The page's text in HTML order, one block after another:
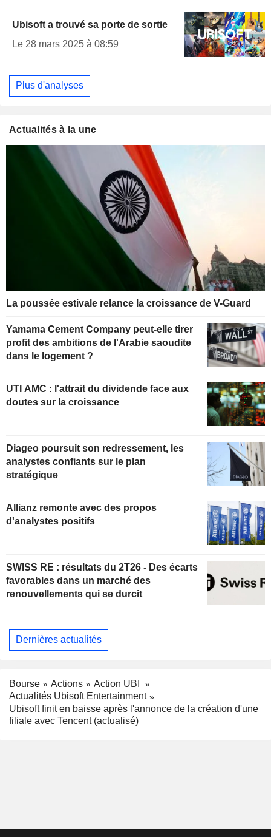
Ubisoft a trouvé sa porte de sortie
Le 28 mars 2025 à 08:59
Plus d'analyses
Actualités à la une
La poussée estivale relance la croissance de V-Guard
Yamama Cement Company peut-elle tirer
profit des ambitions de l'Arabie saoudite
dans le logement ?
UTI AMC : l'attrait du dividende face aux
doutes sur la croissance
Diageo poursuit son redressement, les
analystes confiants sur le plan
stratégique
Allianz remonte avec des propos
d'analystes positifs
SWISS RE : résultats du 2T26 - Des écarts
favorables dans un marché des
renouvellements qui se durcit
Dernières actualités
Bourse Actions
Action UBI
Actualités Ubisoft Entertainment
Ubisoft finit en baisse après l'annonce de la création d'une
filiale avec Tencent (actualisé)